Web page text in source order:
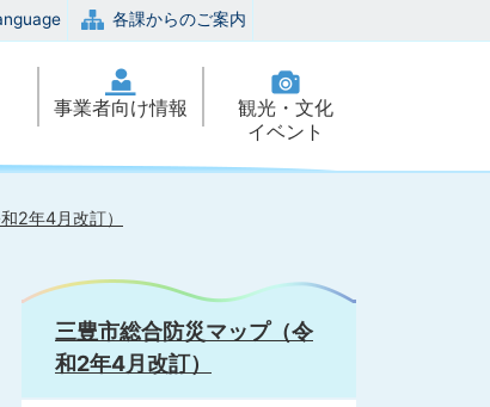
各課からのご案内
事業者向け情報
観光・文化
イベント
2年4月改訂）
三豊市総合防災マップ（令
和2年4月改訂）